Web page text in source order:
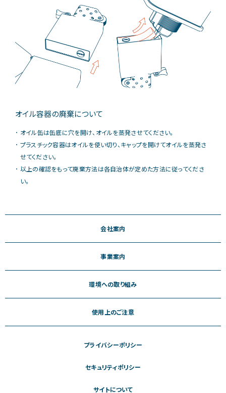
オイル容器の廃棄について
オイル缶は缶底に穴を開け、オイルを蒸発させてください。
プラスチック容器はオイルを使い切り、キャップを開けてオイルを蒸発さ
せてください。
以上の確認をもって廃棄方法は各自治体が定めた方法に従ってくださ
い。
会社案内
事業案内
環境への取り組み
使用上のご注意
プライバシーポリシー
セキュリティポリシー
サイトについて